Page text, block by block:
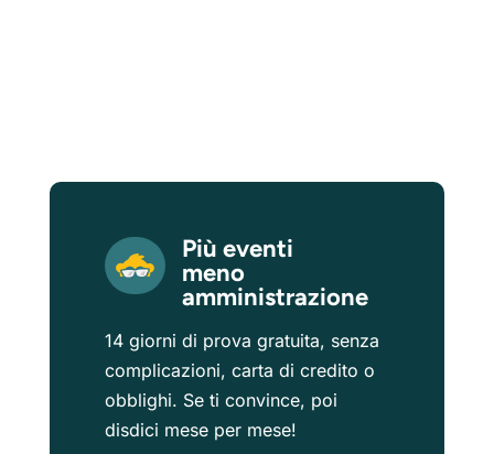
Più eventi
meno
amministrazione
14 giorni di prova gratuita, senza
complicazioni, carta di credito o
obblighi. Se ti convince, poi
disdici mese per mese!